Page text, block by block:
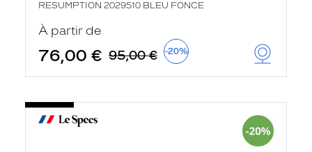
RESUMPTION 2029510 BLEU FONCE
À partir de
76,00 € 95,00 € -20%